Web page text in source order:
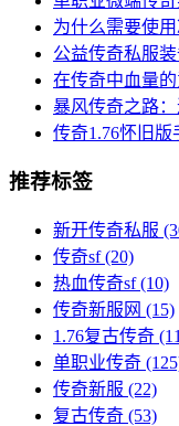
为什么需要使
公益传奇私服
在传奇中血量
暴风传奇之路
传奇1.76怀旧
推荐标签
新开传奇私服
传奇sf(20)
热血传奇sf(10)
传奇新服网 (15)
1.76复古传奇
单职业传奇
传奇新服 (22)
复古传奇 (53)